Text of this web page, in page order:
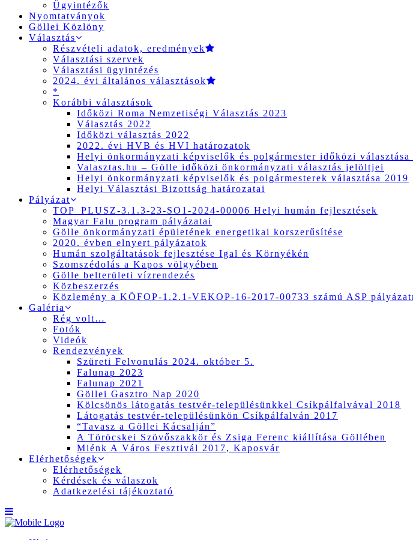
Ügyintézők
Nyomtatványok
Göllei Közlöny
Választás
Részvételi adatok, eredmények
Választási szervek
Választási ügyintézés
2024. évi általános választások
*
Korábbi választások
Időközi Roma Nemzetiségi Választás 2023
Választás 2022
Időközi választás 2022
2022. évi HVB és HVI határozatok
Helyi önkormányzati képviselők és polgármester időközi választása
Valasztas.hu – Gölle időközi önkormányzati választás jelöltjei
Helyi önkormányzati képviselők és polgármesterek választása 2019
Helyi Választási Bizottság határozatai
Pályázat
TOP_PLUSZ-3.1.3-23-SO1-2024-00006 Helyi humán fejlesztések
Magyar Falu program pályázatai
Gölle önkormányzati épületének energetikai korszerűsítése
2020. évben elnyert pályázatok
Humán szolgáltatások fejlesztése Igal és Környékén
Szomszédolás a Kapos völgyében
Gölle belterületi vízrendezés
Közbeszerzés
Közlemény a KÖFOP-1.2.1-VEKOP-16-2017-00733 számú ASP
Galéria
Rég volt…
Fotók
Videók
Rendezvények
Szüreti Felvonulás 2024. október 5.
Falunap 2023
Falunap 2021
Göllei Gasztro Nap 2020
Kölcsönös látogatás testvér-településünkkel Csíkpálfalvával 2018
Látogatás testvér-településünkön Csíkpálfalván 2017
“Tavasz a Göllei Kácsalján”
A Töröcskei Szövőszakkör és Zsiga Ferenc kiállítása Göllében
Miénk A Város Fesztivál 2017, Kaposvár
Elérhetőségek
Elérhetőségek
Kérdések és válaszok
Adatkezelési tájékoztató